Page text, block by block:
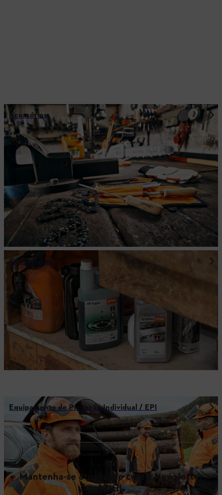
Acessórios
Consumíveis
Equipamento de Proteção Individual / EPI
Mantenha-se atualizado com a Newsletter
STIHL